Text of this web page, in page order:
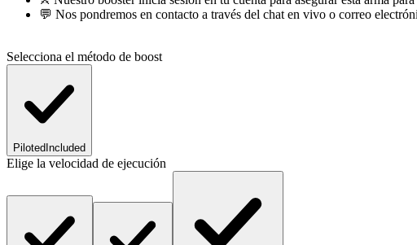
💬 Nos pondremos en contacto a través del chat en vivo o correo
Selecciona el método de boost
Piloted Included
Elige la velocidad de ejecución